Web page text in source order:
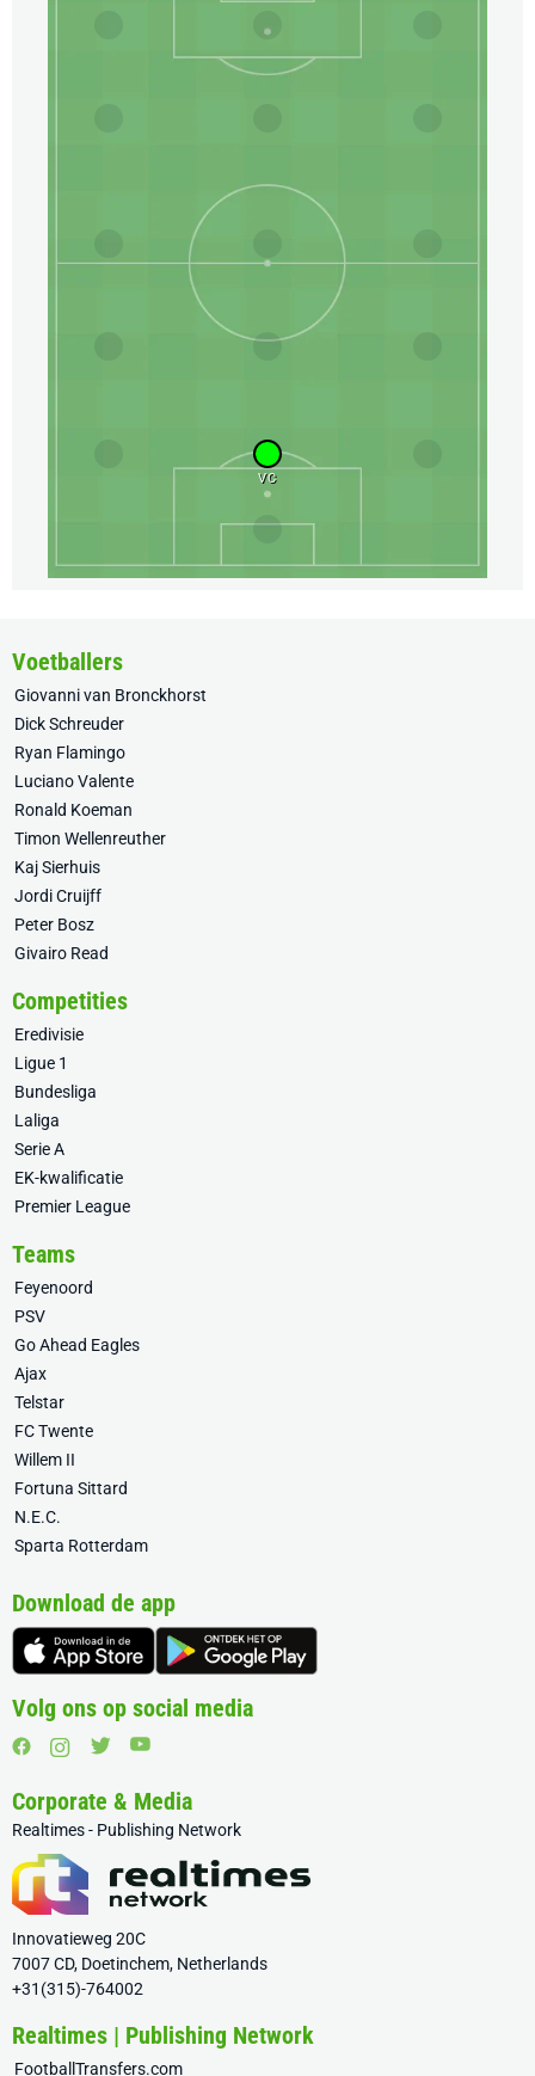
VC
Voetballers
Giovanni van Bronckhorst
Dick Schreuder
Ryan Flamingo
Luciano Valente
Ronald Koeman
Timon Wellenreuther
Kaj Sierhuis
Jordi Cruijff
Peter Bosz
Givairo Read
Competities
Eredivisie
Ligue 1
Bundesliga
Laliga
Serie A
EK-kwalificatie
Premier League
Teams
Feyenoord
PSV
Go Ahead Eagles
Ajax
Telstar
FC Twente
Willem II
Fortuna Sittard
N.E.C.
Sparta Rotterdam
Download de app
Volg ons op social media
Corporate & Media
Realtimes - Publishing Network
Innovatieweg 20C
7007 CD, Doetinchem, Netherlands
+31(315)-764002
Realtimes | Publishing Network
FootballTransfers.com